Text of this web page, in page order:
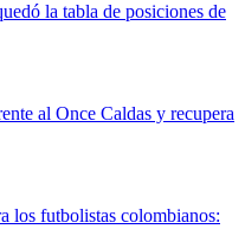
la tabla de posiciones de
al Once Caldas y recupera
los futbolistas colombianos: